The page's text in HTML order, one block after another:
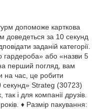
допоможе карткова
доведеться за 10 секунд
заданій категорії.
гардероба» або «назви 5
перший погляд, вам
на час, це робити
секунд» Strateg (30723)
і для компанії друзів.
♦ Размір пакування: